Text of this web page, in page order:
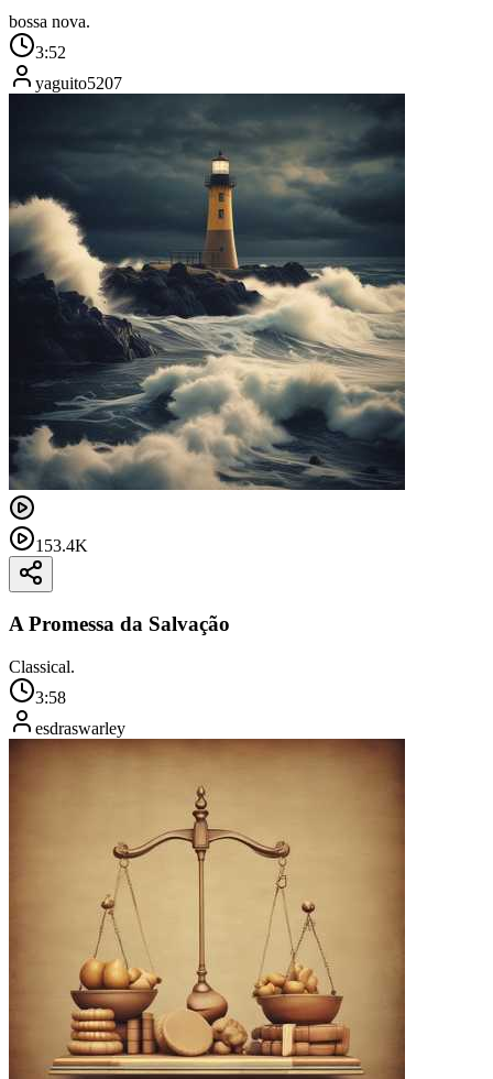
bossa nova.
3:52
yaguito5207
153.4K
A Promessa da Salvação
Classical.
3:58
esdraswarley